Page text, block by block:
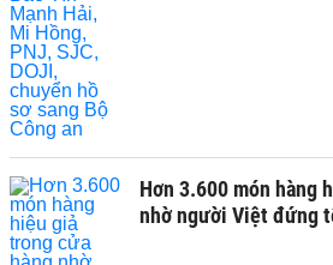
Hơn 3.600 món hàng
nhờ người Việt đứng